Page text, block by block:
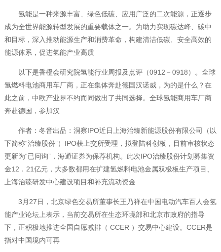
氢能是一种来源丰富、绿色低碳、应用广泛的二次能源，正逐步
成为全世界能源转型发展的重要载体之一。为助力实现碳达峰、碳中
和目标，深入推动能源生产和消费革命，构建清洁低碳、安全高效的
能源体系，促进氢能产业高质
以下是香橙会研究院氢能行业周报及点评（0912－0918）。全球
氢燃料电池商用车厂商，正在集体奔赴德国汉诺威，为的是什么？在
此之前，中欧产业界不约而同做出了共同选择。全球氢能商用车厂商
奔赴德国，参加汉
作者：冬音出品：洞察IPO近日上海治臻新能源股份有限公司（以
下简称“治臻股份”）IPO获上交所受理，拟登陆科创板，目前审核状态
更新为“已问询”，海通证券为保荐机构。此次IPO治臻股份计划募集资
金12．21亿元，大多数都用在扩建氢燃料电池金属双极板生产项目、
上海治臻研发中心建设项目和补充流动资金
3月27日，北京绿色交易所董事长王乃祥在中国电动汽车百人会氢
能产业论坛上表示，当前交易所在生态环境部和北京市政府的指导
下，正积极地推进全国自愿减排（ CCER ）交易中心建设。CCER是
指对中国境内可再